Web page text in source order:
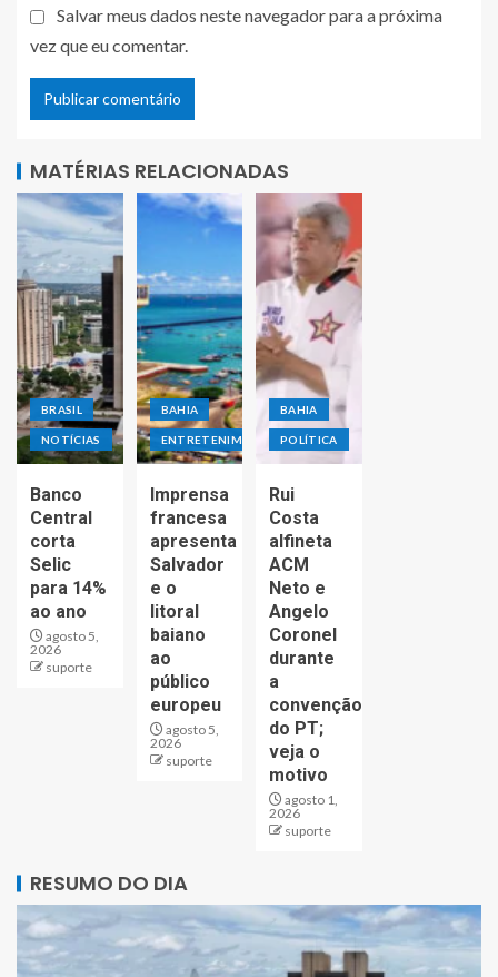
Salvar meus dados neste navegador para a próxima
vez que eu comentar.
MATÉRIAS RELACIONADAS
BRASIL
NOTÍCIAS
Banco
Central
corta
Selic
para 14%
ao ano
agosto 5,
2026
suporte
BAHIA
ENTRETENIMENTO
Imprensa
francesa
apresenta
Salvador
e o
litoral
baiano
ao
público
europeu
agosto 5,
2026
suporte
BAHIA
POLÍTICA
Rui
Costa
alfineta
ACM
Neto e
Angelo
Coronel
durante
a
convenção
do PT;
veja o
motivo
agosto 1,
2026
suporte
RESUMO DO DIA